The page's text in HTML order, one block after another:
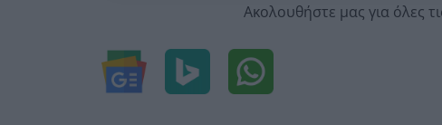
Ακολουθήστε μας για όλες